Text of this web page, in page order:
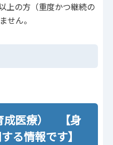
上の方（重度かつ継続の
せん。
成医療） 【身
る情報です】